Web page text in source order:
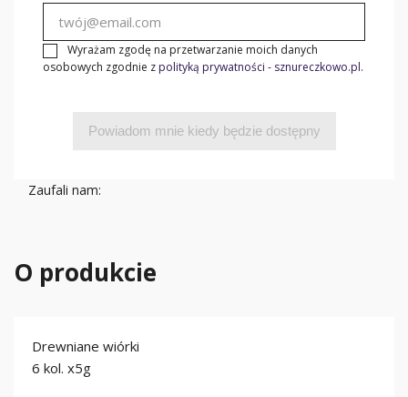
Wyrażam zgodę na przetwarzanie moich danych
osobowych zgodnie z polityką prywatności - sznureczkowo.pl.
Powiadom mnie kiedy będzie dostępny
Zaufali nam:
O produkcie
Drewniane wiórki
6 kol. x5g